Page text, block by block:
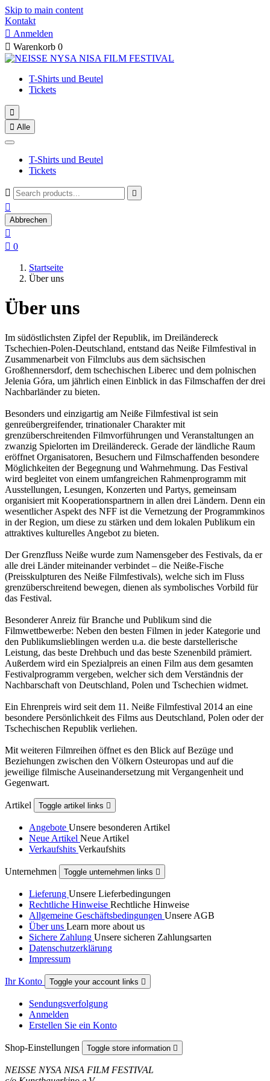
Skip to main content
Kontakt
 Anmelden
 Warenkorb 0
T-Shirts und Beutel
Tickets

 Alle
T-Shirts und Beutel
Tickets
 

Abbrechen

 0
Startseite
Über uns
Über uns
Im südöstlichsten Zipfel der Republik, im Dreiländereck
Tschechien-Polen-Deutschland, entstand das Neiße Filmfestival in
Zusammenarbeit von Filmclubs aus dem sächsischen
Großhennersdorf, dem tschechischen Liberec und dem polnischen
Jelenia Góra, um jährlich einen Einblick in das Filmschaffen der drei
Nachbarländer zu bieten.
Besonders und einzigartig am Neiße Filmfestival ist sein
genreübergreifender, trinationaler Charakter mit
grenzüberschreitenden Filmvorführungen und Veranstaltungen an
zwanzig Spielorten im Dreiländereck. Gerade der ländliche Raum
eröffnet Organisatoren, Besuchern und Filmschaffenden besondere
Möglichkeiten der Begegnung und Wahrnehmung. Das Festival
wird begleitet von einem umfangreichen Rahmenprogramm mit
Ausstellungen, Lesungen, Konzerten und Partys, gemeinsam
organisiert mit Kooperationspartnern in allen drei Ländern. Denn ein
wesentlicher Aspekt des NFF ist die Vernetzung der Programmkinos
in der Region, um diese zu stärken und dem lokalen Publikum ein
attraktives kulturelles Angebot zu bieten.
Der Grenzfluss Neiße wurde zum Namensgeber des Festivals, da er
alle drei Länder miteinander verbindet – die Neiße-Fische
(Preisskulpturen des Neiße Filmfestivals), welche sich im Fluss
grenzüberschreitend bewegen, dienen als symbolisches Vorbild für
das Festival.
Besonderer Anreiz für Branche und Publikum sind die
Filmwettbewerbe: Neben den besten Filmen in jeder Kategorie und
den Publikumslieblingen werden u.a. die beste darstellerische
Leistung, das beste Drehbuch und das beste Szenenbild prämiert.
Außerdem wird ein Spezialpreis an einen Film aus dem gesamten
Festivalprogramm vergeben, welcher sich dem Verständnis der
Nachbarschaft von Deutschland, Polen und Tschechien widmet.
Ein Ehrenpreis wird seit dem 11. Neiße Filmfestival 2014 an eine
besondere Persönlichkeit des Films aus Deutschland, Polen oder der
Tschechischen Republik verliehen.
Mit weiteren Filmreihen öffnet es den Blick auf Bezüge und
Beziehungen zwischen den Völkern Osteuropas und auf die
jeweilige filmische Auseinandersetzung mit Vergangenheit und
Gegenwart.
Artikel Toggle artikel links 
Angebote Unsere besonderen Artikel
Neue Artikel Neue Artikel
Verkaufshits Verkaufshits
Unternehmen Toggle unternehmen links 
Lieferung Unsere Lieferbedingungen
Rechtliche Hinweise Rechtliche Hinweise
Allgemeine Geschäftsbedingungen Unsere AGB
Über uns Learn more about us
Sichere Zahlung Unsere sicheren Zahlungsarten
Datenschutzerklärung
Impressum
Ihr Konto Toggle your account links 
Sendungsverfolgung
Anmelden
Erstellen Sie ein Konto
Shop-Einstellungen Toggle store information 
NEISSE NYSA NISA FILM FESTIVAL